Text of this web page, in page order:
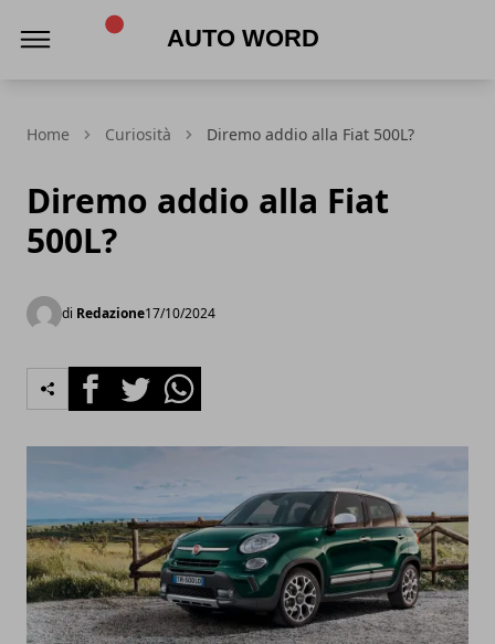
Home Curiosità Diremo addio alla Fiat 500L?
Diremo addio alla Fiat
500L?
di Redazione17/10/2024
FacebookTwitterWhatsapp